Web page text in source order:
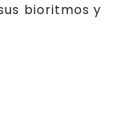
bioritmos y